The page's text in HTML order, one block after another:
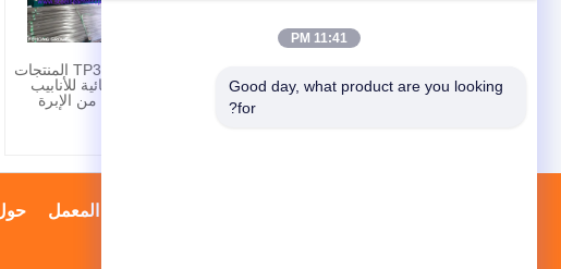
TP316/316l المنتجات
شبه النهائية للأنابيب
الشعرية من الإبرة
للصدأ ASTM A240
لعنصر المستشعر
جولة في المعمل
11:41 PM
Good day, what product are you looking
for?